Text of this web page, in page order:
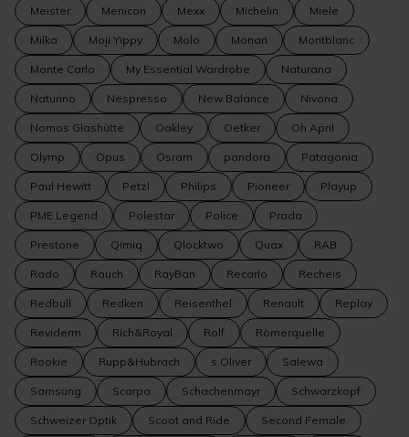
Meister Menicon Mexx Michelin Miele
Milka Moji Yippy Molo Monari Montblanc
Monte Carlo My Essential Wardrobe Naturana
Naturino Nespresso New Balance Nivona
Nomos Glashütte Oakley Oetker Oh April
Olymp Opus Osram pandora Patagonia
Paul Hewitt Petzl Philips Pioneer Playup
PME Legend Polestar Police Prada
Prestone Qimiq Qlocktwo Quax RAB
Rado Rauch RayBan Recarlo Recheis
Redbull Redken Reisenthel Renault Replay
Reviderm Rich&Royal Rolf Römerquelle
Rookie Rupp&Hubrach s.Oliver Salewa
Samsung Scarpa Schachenmayr Schwarzkopf
Schweizer Optik Scoot and Ride Second Female